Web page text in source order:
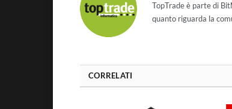
TopTrade è parte di
quanto riguarda la
CORRELATI